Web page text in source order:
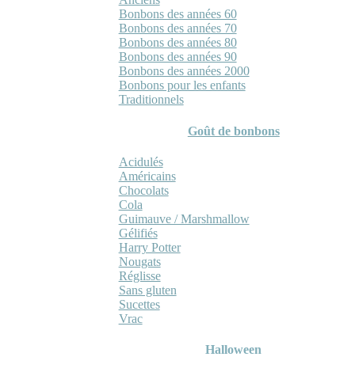
Bonbons des années 60
Bonbons des années 70
Bonbons des années 80
Bonbons des années 90
Bonbons des années 2000
Bonbons pour les enfants
Traditionnels
Goût de bonbons
Acidulés
Américains
Chocolats
Cola
Guimauve / Marshmallow
Gélifiés
Harry Potter
Nougats
Réglisse
Sans gluten
Sucettes
Vrac
Halloween